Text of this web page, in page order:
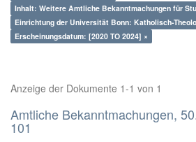
Inhalt: Weitere Amtliche Bekanntmachungen für
Einrichtung der Universität Bonn: Katholisch-
Erscheinungsdatum: [2020 TO 2024] ×
Anzeige der Dokumente 1-1 von 1
Amtliche Bekanntmachungen,
101